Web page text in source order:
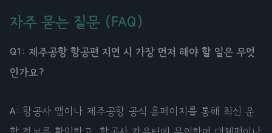
자주 묻는 질문 (FAQ)
Q1: 제주공항 항공편 지연 시 가장 먼저 해야 할 일은 무엇
인가요?
A: 항공사 앱이나 제주공항 공식 홈페이지를 통해 최신 운